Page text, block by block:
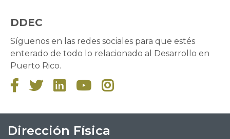
DDEC
Síguenos en las redes sociales para que estés
enterado de todo lo relacionado al Desarrollo en
Puerto Rico.
    
Dirección Física